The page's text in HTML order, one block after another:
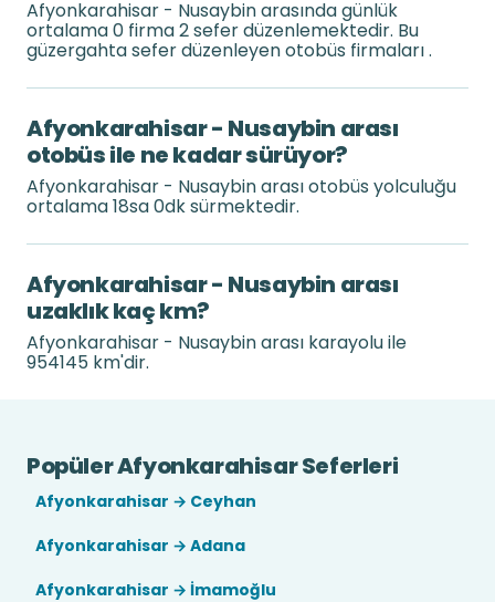
Afyonkarahisar - Nusaybin arasında günlük
ortalama 0 firma 2 sefer düzenlemektedir. Bu
güzergahta sefer düzenleyen otobüs firmaları .
Afyonkarahisar - Nusaybin arası
otobüs ile ne kadar sürüyor?
Afyonkarahisar - Nusaybin arası otobüs yolculuğu
ortalama 18sa 0dk sürmektedir.
Afyonkarahisar - Nusaybin arası
uzaklık kaç km?
Afyonkarahisar - Nusaybin arası karayolu ile
954145 km'dir.
Popüler Afyonkarahisar Seferleri
Afyonkarahisar → Ceyhan
Afyonkarahisar → Adana
Afyonkarahisar → İmamoğlu